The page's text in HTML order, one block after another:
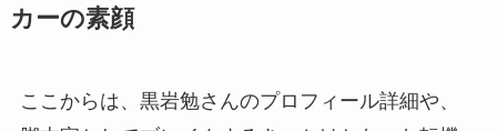
カーの素顔
ここからは、黒岩勉さんのプロフィール詳細や、